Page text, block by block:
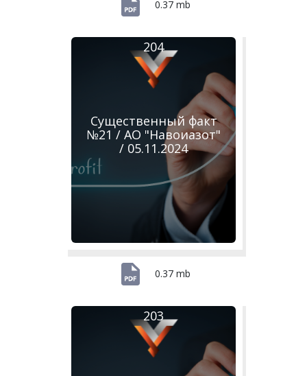
0.37 mb
Существенный факт
№21 / АО "Навоиазот"
/ 05.11.2024
204
0.37 mb
203